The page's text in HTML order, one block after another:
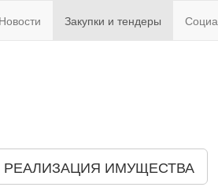
Новости Закупки и тендеры
РЕАЛИЗАЦИЯ ИМУЩЕСТВА